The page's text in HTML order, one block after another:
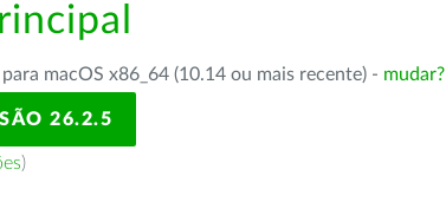
macOS x86_64 (10.14 ou mais recente) - mudar?
26.2.5
)